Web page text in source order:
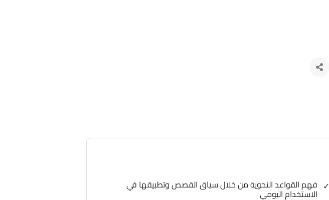
فهم القواعد النحوية من خلال سياق القصص وتطبيقها في
الاستخدام اليومي